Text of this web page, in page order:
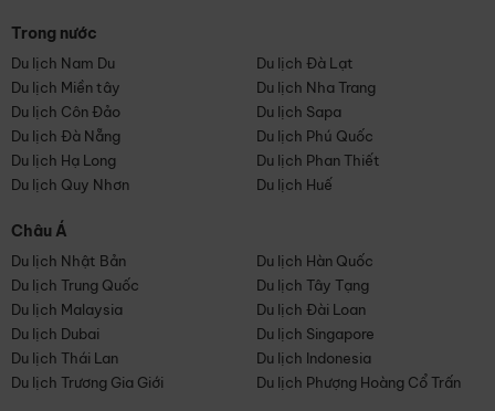
Trong nước
Du lịch Nam Du
Du lịch Đà Lạt
Du lịch Miền tây
Du lịch Nha Trang
Du lịch Côn Đảo
Du lịch Sapa
Du lịch Đà Nẵng
Du lịch Phú Quốc
Du lịch Hạ Long
Du lịch Phan Thiết
Du lịch Quy Nhơn
Du lịch Huế
Châu Á
Du lịch Nhật Bản
Du lịch Hàn Quốc
Du lịch Trung Quốc
Du lịch Tây Tạng
Du lịch Malaysia
Du lịch Đài Loan
Du lịch Dubai
Du lịch Singapore
Du lịch Thái Lan
Du lịch Indonesia
Du lịch Trương Gia Giới
Du lịch Phượng Hoàng Cổ Trấn